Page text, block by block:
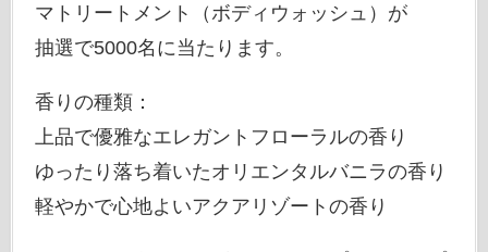
マトリートメント（ボディウォッシュ）が
抽選で5000名に当たります。
香りの種類：
上品で優雅なエレガントフローラルの香り
ゆったり落ち着いたオリエンタルバニラの香り
軽やかで心地よいアクアリゾートの香り